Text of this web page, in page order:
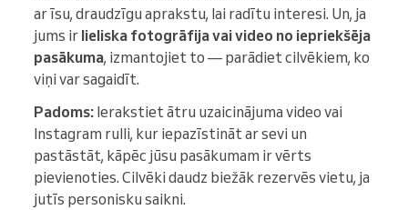
ar īsu, draudzīgu aprakstu, lai radītu interesi. Un, ja
jums ir lieliska fotogrāfija vai video no iepriekšēja
pasākuma, izmantojiet to — parādiet cilvēkiem, ko
viņi var sagaidīt.
Padoms: Ierakstiet ātru uzaicinājuma video vai
Instagram rulli, kur iepazīstināt ar sevi un
pastāstāt, kāpēc jūsu pasākumam ir vērts
pievienoties. Cilvēki daudz biežāk rezervēs vietu, ja
jutīs personisku saikni.